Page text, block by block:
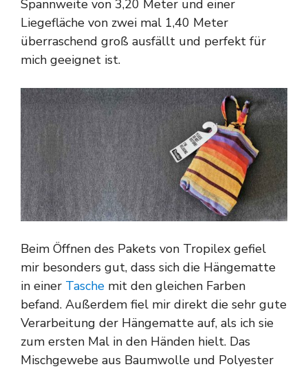
Spannweite von 3,20 Meter und einer
Liegefläche von zwei mal 1,40 Meter
überraschend groß ausfällt und perfekt für
mich geeignet ist.
Beim Öffnen des Pakets von Tropilex gefiel
mir besonders gut, dass sich die Hängematte
in einer Tasche mit den gleichen Farben
befand. Außerdem fiel mir direkt die sehr gute
Verarbeitung der Hängematte auf, als ich sie
zum ersten Mal in den Händen hielt. Das
Mischgewebe aus Baumwolle und Polyester